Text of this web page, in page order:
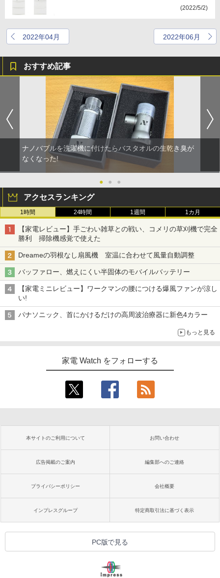
(2022/5/2)
2022年04月 2022年06月
おすすめ記事
ナノバブルを洗濯機に付けたらバスタオルの生乾き臭が
なくなった!
● ● ●
アクセスランキング
1時間 24時間 1週間 1カ月
【家電レビュー】手ごわい雑草との戦い、コメリの草刈機で完全
勝利 掃除機感覚で使えた
Dreameの羽根なし扇風機 室温に合わせて風量自動調整
バッファロー、燃えにくい半固体のモバイルバッテリー
【家電ミニレビュー】ワークマンの腰につける爆風ファンが涼し
い!
パナソニック、首にかけるだけの高周波治療器に新色4カラー
もっと見る
家電 Watch をフォローする
本サイトのご利用について お問い合わせ
広告掲載のご案内 編集部へのご連絡
プライバシーポリシー 会社概要
インプレスグループ 特定商取引法に基づく表示
PC版で見る